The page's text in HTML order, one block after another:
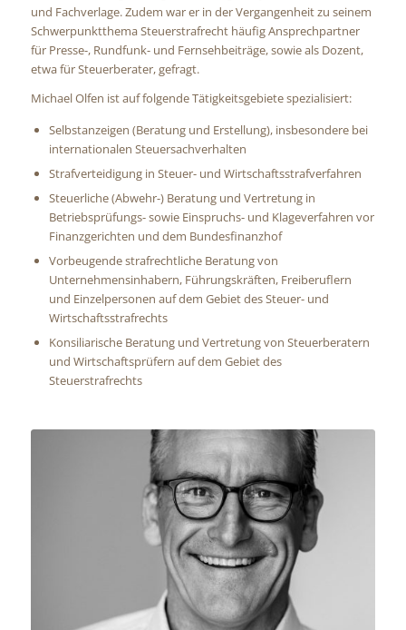
und Fachverlage. Zudem war er in der Vergangenheit zu seinem
Schwerpunktthema Steuerstrafrecht häufig Ansprechpartner
für Presse-, Rundfunk- und Fernsehbeiträge, sowie als Dozent,
etwa für Steuerberater, gefragt.
Michael Olfen ist auf folgende Tätigkeitsgebiete spezialisiert:
Selbstanzeigen (Beratung und Erstellung), insbesondere bei
internationalen Steuersachverhalten
Strafverteidigung in Steuer- und Wirtschaftsstrafverfahren
Steuerliche (Abwehr-) Beratung und Vertretung in
Betriebsprüfungs- sowie Einspruchs- und Klageverfahren vor
Finanzgerichten und dem Bundesfinanzhof
Vorbeugende strafrechtliche Beratung von
Unternehmensinhabern, Führungskräften, Freiberuflern
und Einzelpersonen auf dem Gebiet des Steuer- und
Wirtschaftsstrafrechts
Konsiliarische Beratung und Vertretung von Steuerberatern
und Wirtschaftsprüfern auf dem Gebiet des
Steuerstrafrechts